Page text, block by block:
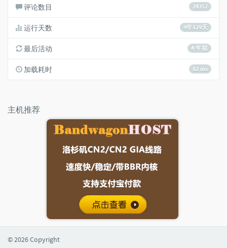
24357
评论数目
9年129天
运行天数
4 年前
最后活动
82 ms
加载耗时
主机推荐
© 2026 Copyright